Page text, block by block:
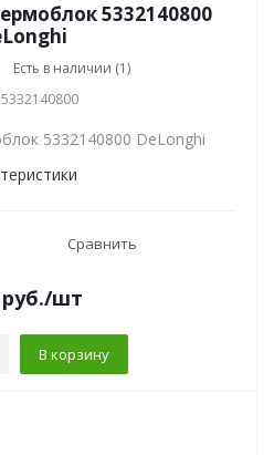
5332140800
Есть в наличии (1)
5332140800 DeLonghi
Сравнить
/шт
В корзину